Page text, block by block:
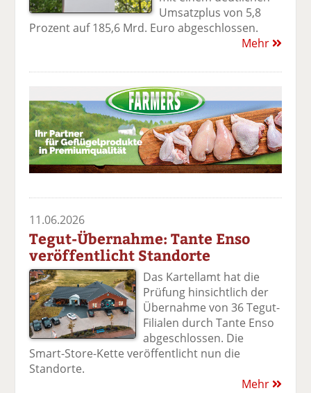
Umsatzplus von 5,8
Prozent auf 185,6 Mrd. Euro abgeschlossen.
Mehr
11.06.2026
Tegut-Übernahme: Tante Enso
veröffentlicht Standorte
Das Kartellamt hat die
Prüfung hinsichtlich der
Übernahme von 36 Tegut-
Filialen durch Tante Enso
abgeschlossen. Die
Smart-Store-Kette veröffentlicht nun die
Standorte.
Mehr